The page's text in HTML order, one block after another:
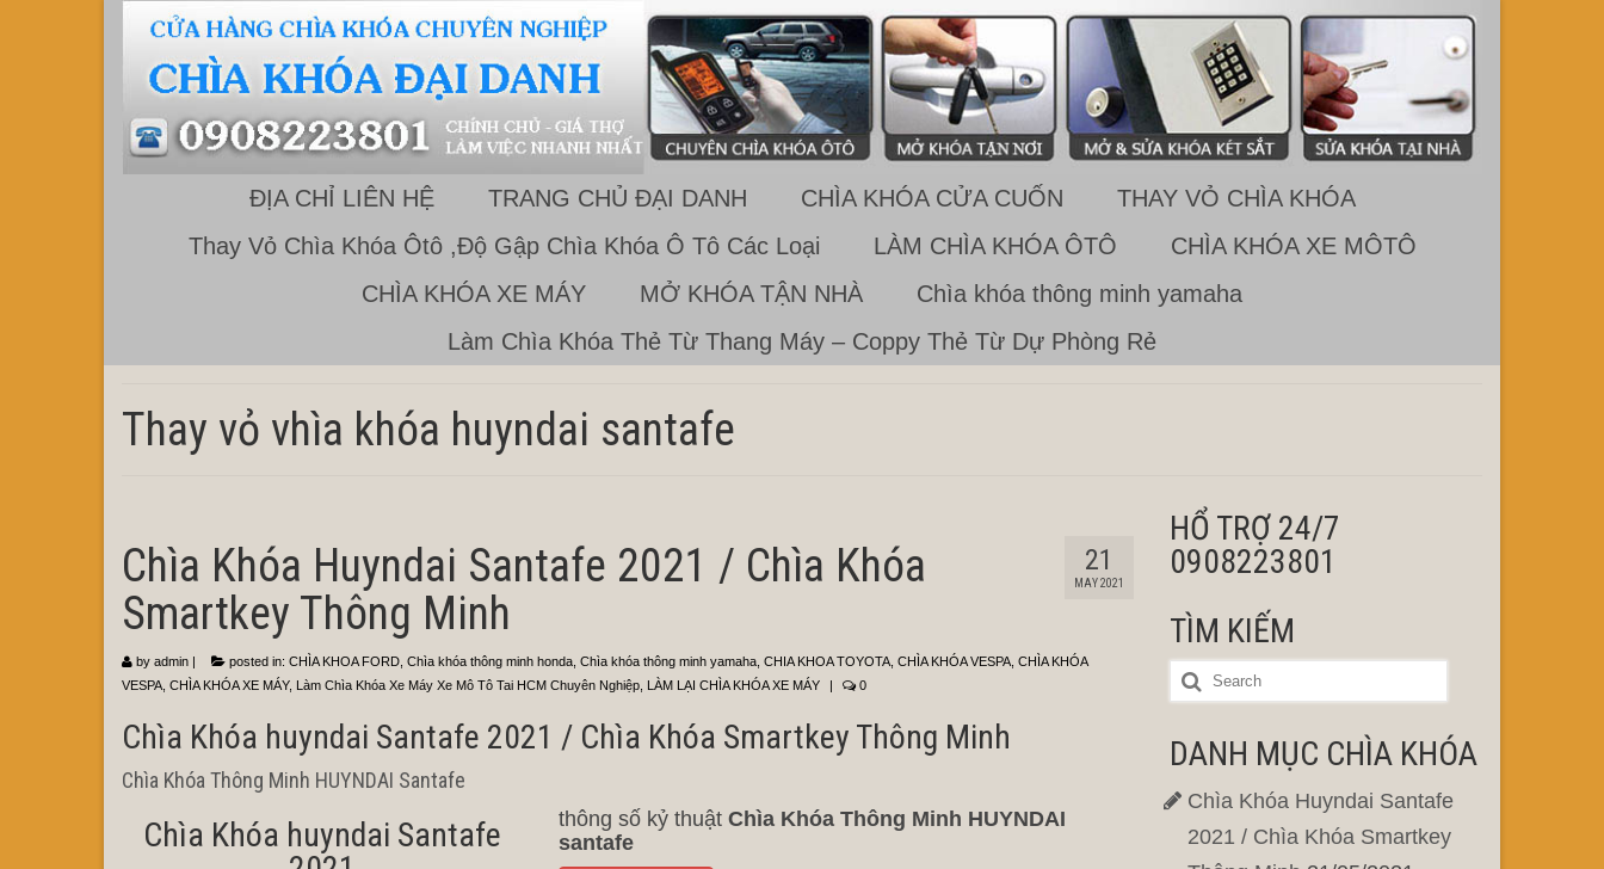
ĐỊA CHỈ LIÊN HỆ TRANG CHỦ ĐẠI DANH CHÌA KHÓA CỬA CUỐN
THAY VỎ CHÌA KHÓA
Thay Vỏ Chìa Khóa Ôtô ,Độ Gập Chìa Khóa Ô Tô Các Loại
LÀM CHÌA KHÓA ÔTÔ
CHÌA KHÓA XE MÔTÔ
CHÌA KHÓA XE MÁY
MỞ KHÓA TẬN NHÀ
Chìa khóa thông minh yamaha
Làm Chìa Khóa Thẻ Từ Thang Máy – Coppy Thẻ Từ Dự Phòng Rẻ
Thay vỏ vhìa khóa huyndai santafe
21
MAY 2021
Chìa Khóa Huyndai Santafe 2021 / Chìa Khóa
Smartkey Thông Minh
by admin | posted in: CHÌA KHOA FORD Chìa khóa thông minh honda Chìa khóa thông minh yamaha CHIA KHOA TOYOTA CHÌA KHÓA VESPA CHÌA KHÓA
VESPA CHÌA KHÓA XE MÁY, Làm Chìa Khóa Xe Máy Xe Mô Tô Tai HCM Chuyên Nghiệp LÀM LẠI CHÌA KHÓA XE MÁY | 0
Chìa Khóa huyndai Santafe 2021 / Chìa Khóa Smartkey Thông Minh
Chìa Khóa Thông Minh HUYNDAI Santafe
Chìa Khóa huyndai Santafe
thông số kỷ thuật Chìa Khóa Thông Minh HUYNDAI
santafe
HỔ TRỢ 24/7
0908223801
TÌM KIẾM
DANH MỤC CHÌA KHÓA
Chìa Khóa Huyndai Santafe
2021 / Chìa Khóa Smartkey